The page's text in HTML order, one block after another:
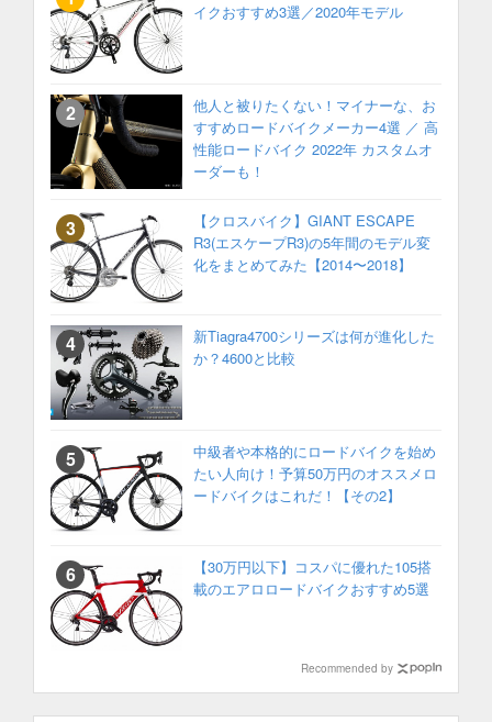
イクおすすめ3選／2020年モデル
他人と被りたくない！マイナーな、お
すすめロードバイクメーカー4選 ／ 高
性能ロードバイク 2022年 カスタムオ
ーダーも！
【クロスバイク】GIANT ESCAPE
R3(エスケープR3)の5年間のモデル変
化をまとめてみた【2014〜2018】
新Tiagra4700シリーズは何が進化した
か？4600と比較
中級者や本格的にロードバイクを始め
たい人向け！予算50万円のオススメロ
ードバイクはこれだ！【その2】
【30万円以下】コスパに優れた105搭
載のエアロロードバイクおすすめ5選
Recommended by